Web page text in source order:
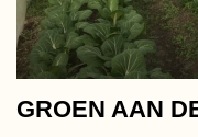
GROEN AAN